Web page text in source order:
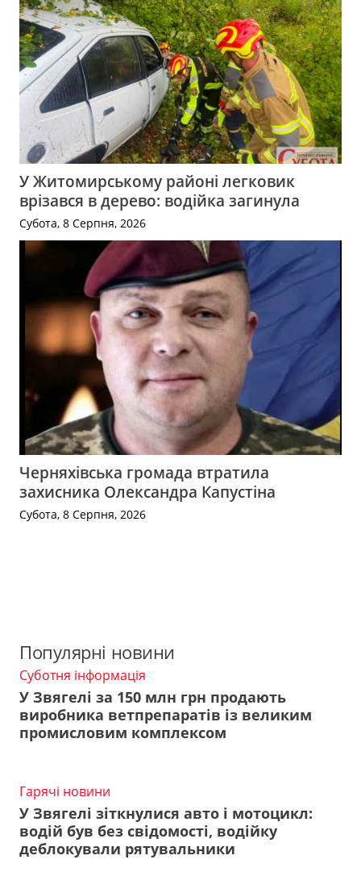
У Житомирському районі легковик
врізався в дерево: водійка загинула
Субота, 8 Серпня, 2026
Черняхівська громада втратила
захисника Олександра Капустіна
Субота, 8 Серпня, 2026
Популярні новини
Суботня інформація
У Звягелі за 150 млн грн продають
виробника ветпрепаратів із великим
промисловим комплексом
Гарячі новини
У Звягелі зіткнулися авто і мотоцикл:
водій був без свідомості, водійку
деблокували рятувальники